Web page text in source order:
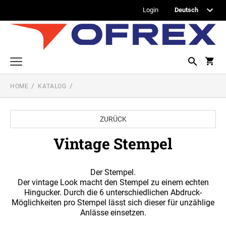
Login
Printy Textstempel
Taschenstempel
Professional Textstempel
Professional Datum- und Ziffernbandstempel
PROFESSIONAL WORTBANDDREHSTEMPEL
PRINTY DATUMSTEMPEL
PRINTY WORTBANDREHSTEMPEL
Office Printy
HOME KATALOG
ZURÜCK
Vintage Stempel
Der Stempel.
Der vintage Look macht den Stempel zu einem echten
Hingucker. Durch die 6 unterschiedlichen Abdruck-
Möglichkeiten pro Stempel lässt sich dieser für unzählige
Anlässe einsetzen.